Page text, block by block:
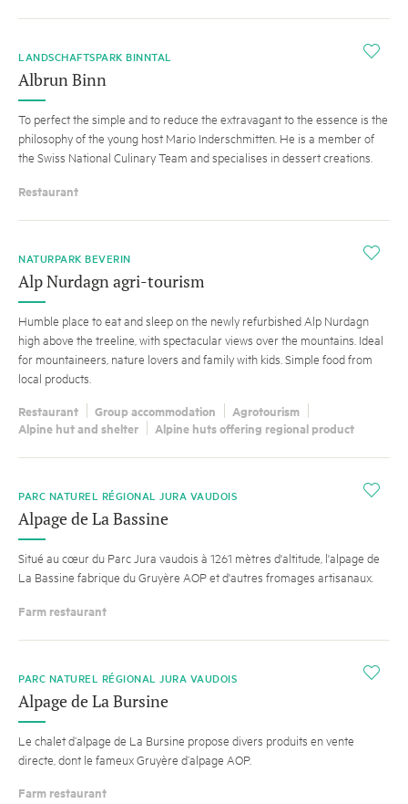
i
LANDSCHAFTSPARK BINNTAL
Albrun Binn
To perfect the simple and to reduce the extravagant to the essence is the
philosophy of the young host Mario Inderschmitten. He is a member of
the Swiss National Culinary Team and specialises in dessert creations.
Restaurant
i
NATURPARK BEVERIN
Alp Nurdagn agri-tourism
Humble place to eat and sleep on the newly refurbished Alp Nurdagn
high above the treeline, with spectacular views over the mountains. Ideal
for mountaineers, nature lovers and family with kids. Simple food from
local products.
Restaurant Group accommodation
Agrotourism
Alpine hut and shelter
Alpine huts offering regional product
i
PARC NATUREL RÉGIONAL JURA VAUDOIS
Alpage de La Bassine
Situé au cœur du Parc Jura vaudois à 1261 mètres d'altitude, l'alpage de
La Bassine fabrique du Gruyère AOP et d'autres fromages artisanaux.
Farm restaurant
i
PARC NATUREL RÉGIONAL JURA VAUDOIS
Alpage de La Bursine
Le chalet d’alpage de La Bursine propose divers produits en vente
directe, dont le fameux Gruyère d’alpage AOP.
Farm restaurant